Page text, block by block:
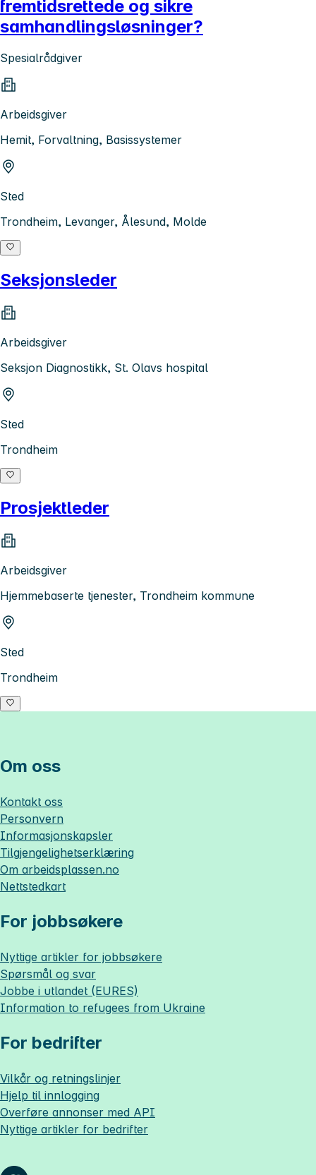
fremtidsrettede og sikre
samhandlingsløsninger?
Spesialrådgiver
Arbeidsgiver
Hemit, Forvaltning, Basissystemer
Sted
Trondheim, Levanger, Ålesund, Molde
Seksjonsleder
Arbeidsgiver
Seksjon Diagnostikk, St. Olavs hospital
Sted
Trondheim
Prosjektleder
Arbeidsgiver
Hjemmebaserte tjenester, Trondheim kommune
Sted
Trondheim
Om oss
Kontakt oss
Personvern
Informasjonskapsler
Tilgjengelighetserklæring
Om arbeidsplassen.no
Nettstedkart
For jobbsøkere
Nyttige artikler for jobbsøkere
Spørsmål og svar
Jobbe i utlandet (EURES)
Information to refugees from Ukraine
For bedrifter
Vilkår og retningslinjer
Hjelp til innlogging
Overføre annonser med API
Nyttige artikler for bedrifter